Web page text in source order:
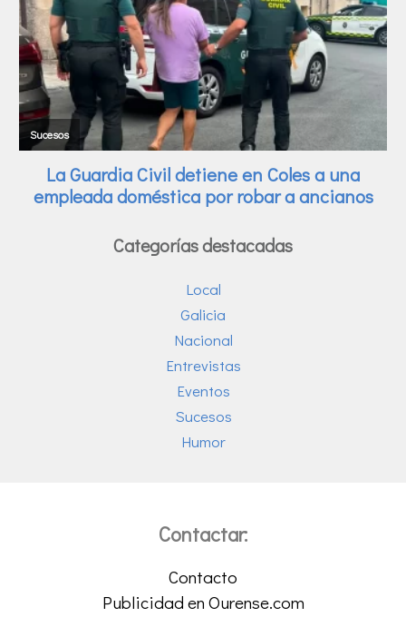
Categorías destacadas
Local
Galicia
Nacional
Entrevistas
Eventos
Sucesos
Humor
Contactar:
Contacto
Publicidad en Ourense.com